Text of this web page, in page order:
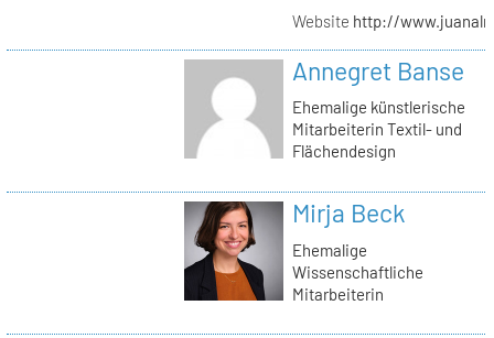
Website http://
Annegret Banse
Ehemalige künstlerische
Mitarbeiterin Textil- und
Flächendesign
Mirja Beck
Ehemalige
Wissenschaftliche
Mitarbeiterin